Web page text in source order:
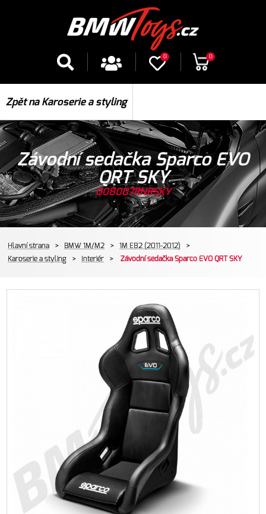
0 0
Zpět na Karoserie a styling
Závodní sedačka Sparco EVO
QRT SKY
008007RNRSKY
Hlavní strana > BMW 1M/M2 > 1M E82 (2011-2012)
>
Karoserie a styling
> Interiér > Závodní sedačka Sparco EVO QRT SKY